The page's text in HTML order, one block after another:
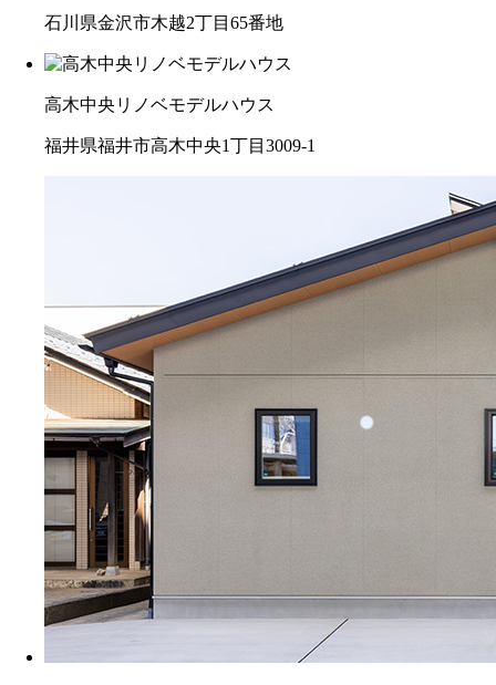
石川県金沢市木越2丁目65番地
高木中央リノベモデルハウス
福井県福井市高木中央1丁目3009-1